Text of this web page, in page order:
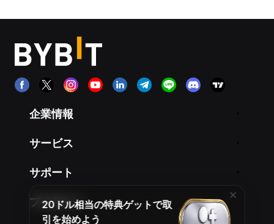
企業情報
サービス
サポート
プロダクト
20ドル相当の特典ゲットで取
引を始めよう